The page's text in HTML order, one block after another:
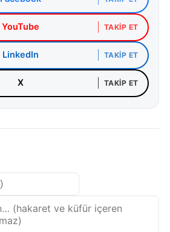
YouTube TAKIP ET
LinkedIn TAKIP ET
X TAKIP ET